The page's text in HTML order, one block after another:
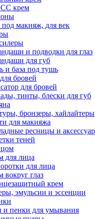
крем
под макияж, для век
и подводки для глаз
для губ
и база под тушь
бровей
для бровей
тинты, блески для губ
бронзеры, хайлайтеры
для макияжа
ресницы и
теней
для лица
для лица
вокруг глаз
крем
эмульсии и эссенции
и пенки для умывания